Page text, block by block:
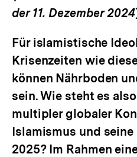
der 11. Dezember 2024
Für islamistische
Krisenzeiten wie
können Nährboden
sein. Wie steht es
multipler globaler
Islamismus und
2025? Im Rahmen